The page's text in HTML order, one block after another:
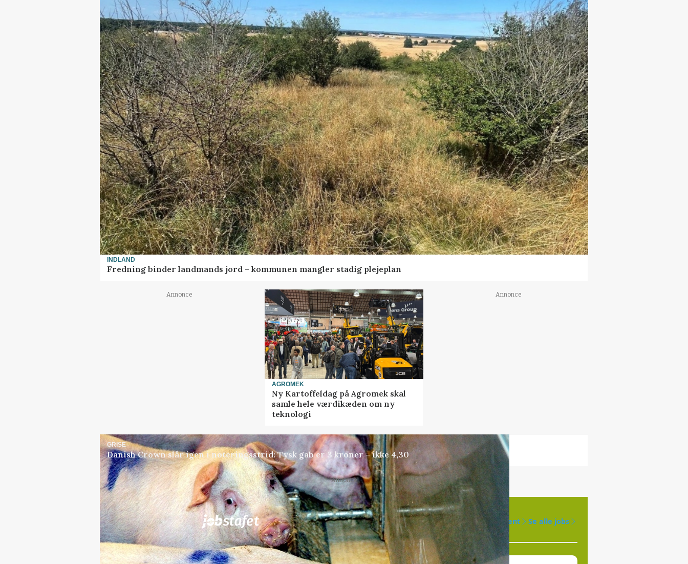
INDLAND
Fredning binder landmands jord – kommunen mangler stadig plejeplan
Annonce
AGROMEK
Ny Kartoffeldag på Agromek skal
samle hele værdikæden om ny
teknologi
Annonce
GRISE
Danish Crown slår igen i noteringsstrid: Tysk gab er 3 kroner – ikke 4,30
Annonce
Jobsi samarbejde med 81ledige stillinger Opret agent Se alle jobs